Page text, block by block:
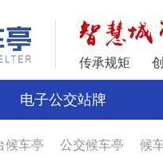
传承规矩
电子公交站牌
候车亭 公交候车亭
候